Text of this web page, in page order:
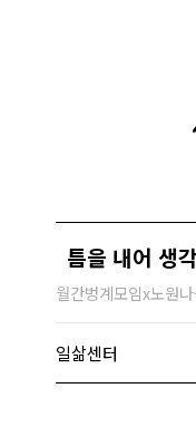
틈을 내어 생
월간벙계모임x노원
일삶센터